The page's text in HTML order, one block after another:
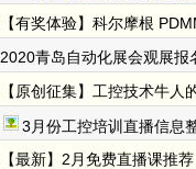
【有奖体验】科尔摩根
2020青岛自动化展会观展报名
【原创征集】工控技术牛
3月份工控培训直播信息整
【最新】2月免费直播课推